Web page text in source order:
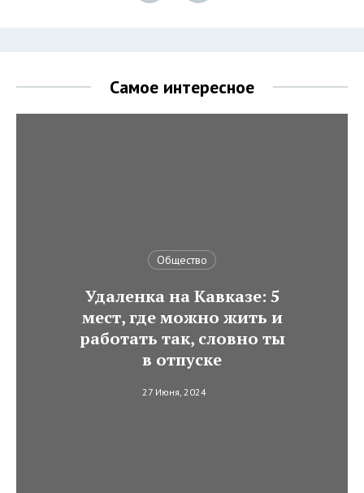
Самое интересное
Общество
Удаленка на Кавказе: 5
мест, где можно жить и
работать так, словно ты
в отпуске
27 Июня, 2024